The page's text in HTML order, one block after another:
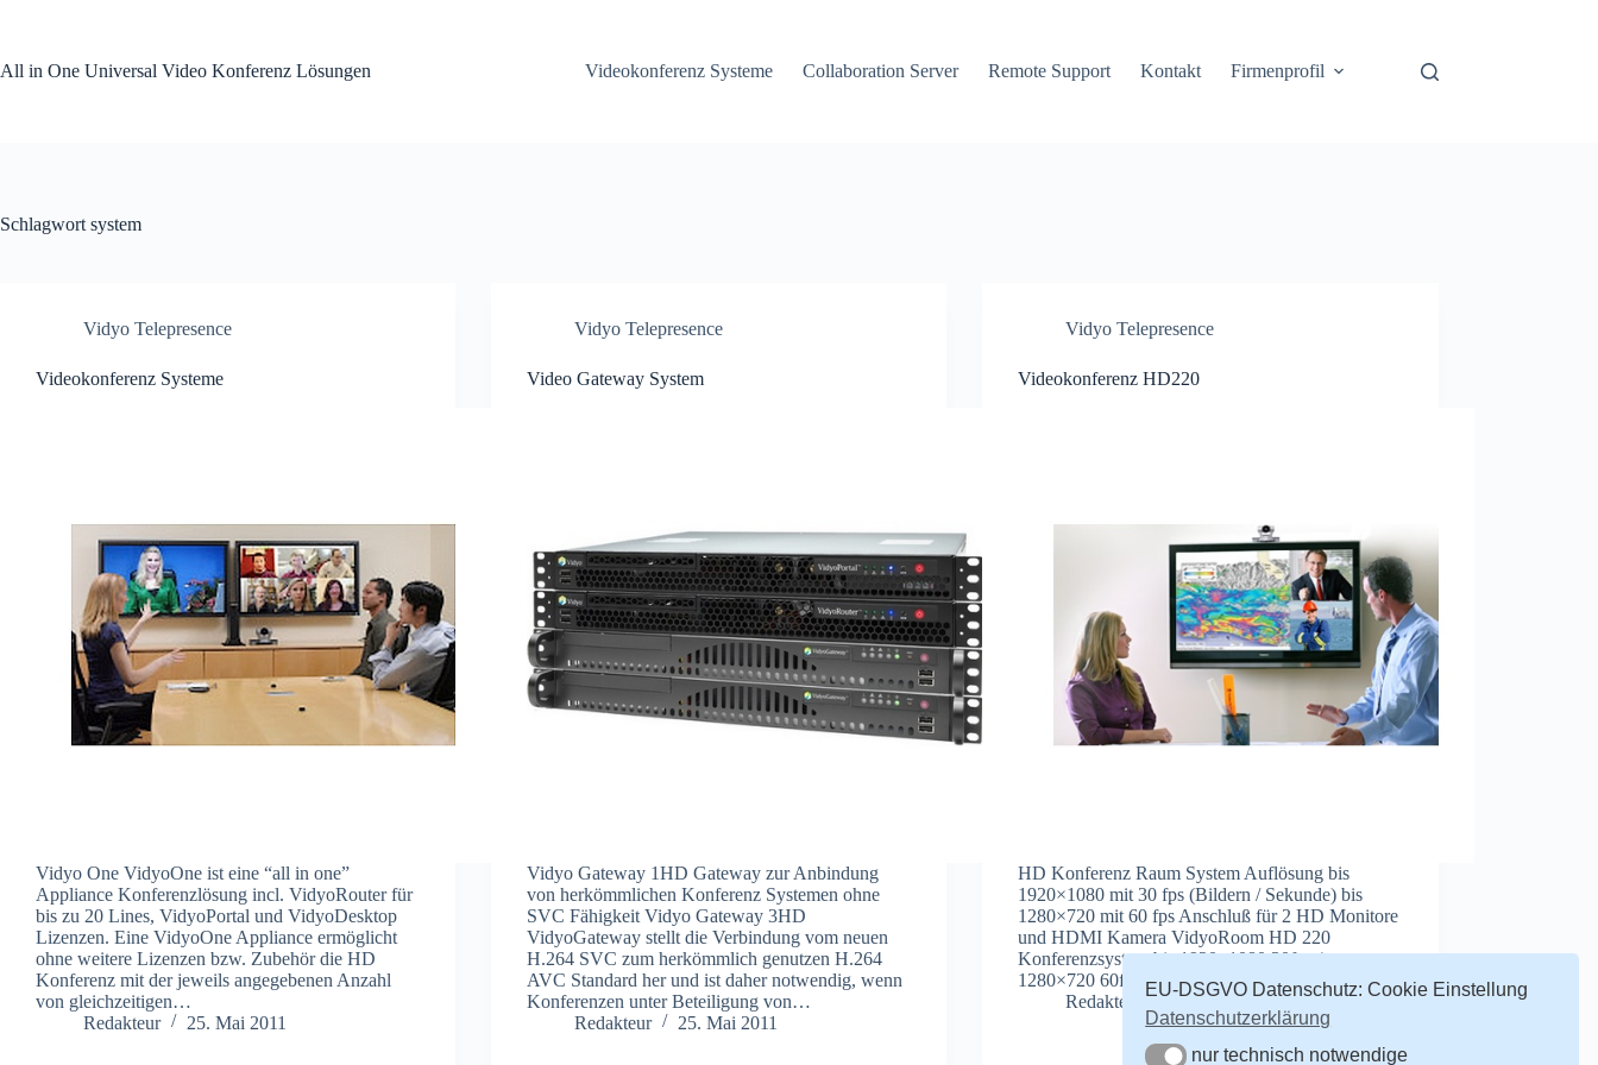
All in One Universal Video Konferenz Lösungen
Videokonferenz Systeme Collaboration Server Remote Support Kontakt Firmenprofil
Schlagwort system
Vidyo Telepresence
Videokonferenz Systeme
Vidyo One VidyoOne ist eine “all in one”
Appliance Konferenzlösung incl. VidyoRouter für
bis zu 20 Lines, VidyoPortal und VidyoDesktop
Lizenzen. Eine VidyoOne Appliance ermöglicht
ohne weitere Lizenzen bzw. Zubehör die HD
Konferenz mit der jeweils angegebenen Anzahl
von gleichzeitigen…
Redakteur
25. Mai 2011
Vidyo Telepresence
Video Gateway System
Vidyo Gateway 1HD Gateway zur Anbindung
von herkömmlichen Konferenz Systemen ohne
SVC Fähigkeit Vidyo Gateway 3HD
VidyoGateway stellt die Verbindung vom neuen
H.264 SVC zum herkömmlich genutzen H.264
AVC Standard her und ist daher notwendig, wenn
Konferenzen unter Beteiligung von…
Redakteur
25. Mai 2011
Vidyo Telepresence
Videokonferenz HD220
HD Konferenz Raum System Auflösung bis
1920×1080 mit 30 fps (Bildern / Sekunde) bis
1280×720 mit 60 fps Anschluß für 2 HD Monitore
und HDMI Kamera VidyoRoom HD 220
Konferenzsystem bis 1920×1080 30fps /
1280×720 60fps, HMDI Anschluß
Redakteur
25. Mai 2011
EU-DSGVO Datenschutz: Cookie Einstellung
Datenschutzerklärung
nur technisch notwendige
nur technisch notwendige